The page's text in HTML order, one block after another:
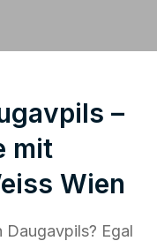
–
mit
Wien
Daugavpils? Egal